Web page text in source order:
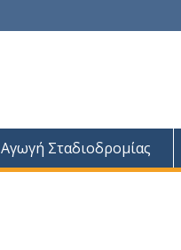
Αγωγή Σταδιοδρομίας